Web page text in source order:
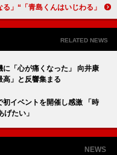
「青島くんはいじわる」“青島くん”渡辺翔太のおんぶ&床ドンにもん絶 「ずっとキュンキュンできる」「あの終わり方は気になる」
RELATED NEWS
に「心が痛くなった」 向井康
高」と反響集まる
初イベントを開催し感激 「時
たい」
NEWS